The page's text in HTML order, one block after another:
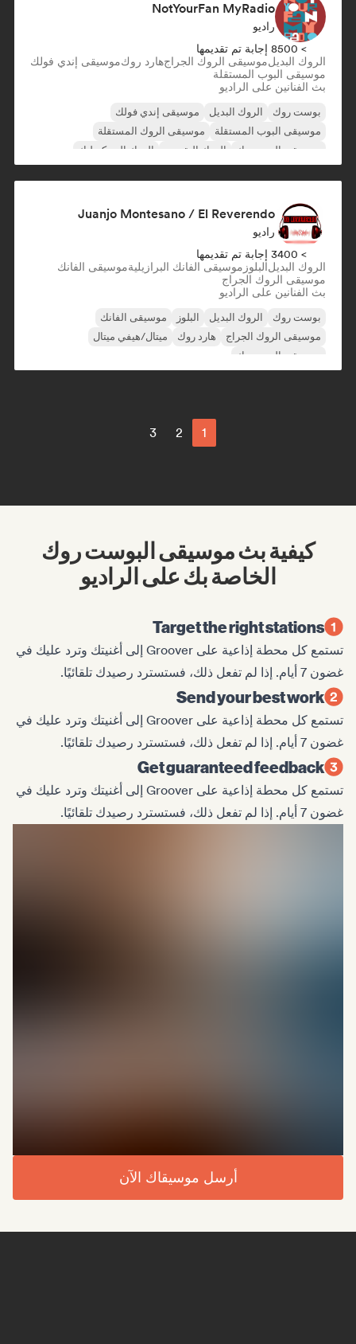
NotYourFan MyRadio
راديو
> 8500 إجابة تم تقديمها
الروك البديلموسيقى الروك الجراجهارد روكموسيقى إندي فولك
موسيقى البوب المستقلة
بث الفنانين على الراديو
بوست روك الروك البديل
موسيقى إندي فولك
موسيقى البوب المستقلة
موسيقى الروك المستقلة
موسيقى البوب روك
الروك التقدمي الروك السيكديليك
Juanjo Montesano / El Reverendo
راديو
> 3400 إجابة تم تقديمها
الروك البديلالبلوز موسيقى الفانك البرازيليةموسيقى الفانك
موسيقى الروك الجراج
بث الفنانين على الراديو
بوست روك الروك البديل البلوز
موسيقى الفانك
موسيقى الروك الجراج
هارد روك
ميتال/هيفي ميتال
موسيقى البوب روك
1
2
3
كيفية بث موسيقى البوست روك
الخاصة بك على الراديو
Target the right stations
تستمع كل محطة إذاعية على Groover إلى أغنيتك وترد عليك في
غضون 7 أيام. إذا لم تفعل ذلك، فستسترد رصيدك تلقائيًا.
Send your best work
تستمع كل محطة إذاعية على Groover إلى أغنيتك وترد عليك في
غضون 7 أيام. إذا لم تفعل ذلك، فستسترد رصيدك تلقائيًا.
Get guaranteed feedback
تستمع كل محطة إذاعية على Groover إلى أغنيتك وترد عليك في
غضون 7 أيام. إذا لم تفعل ذلك، فستسترد رصيدك تلقائيًا.
أرسل موسيقاك الآن